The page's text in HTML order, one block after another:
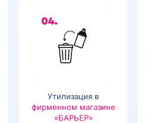
Утилизация в
фирменном магазине
«БАРЬЕР»